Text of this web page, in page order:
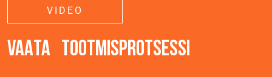
VIDEO
VAATA TOOTMISPROTSESSI